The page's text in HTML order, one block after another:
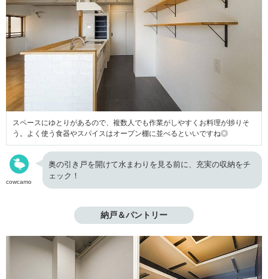
スペースにゆとりがあるので、複数人でも作業がしやすくお料理が捗りそ
う。よく使う食器やスパイスはオープン棚に並べるといいですね◎
cowcamo
奥の引き戸を開けて水まわりを見る前に、充実の収納をチ
ェック！
納戸＆パントリー